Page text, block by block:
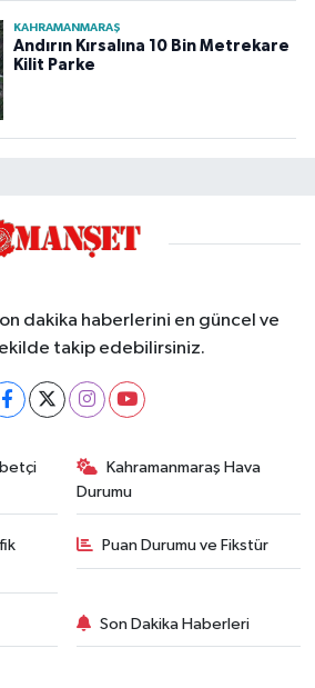
KAHRAMANMARAŞ
Andırın Kırsalına 10 Bin Metrekare
Kilit Parke
dakika haberlerini en güncel ve
takip edebilirsiniz.
Kahramanmaraş Hava
Durumu
Puan Durumu ve Fikstür
Son Dakika Haberleri